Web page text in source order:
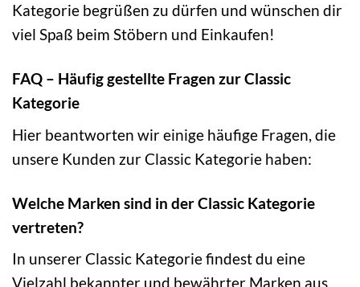
Kategorie begrüßen zu dürfen und wünschen dir
viel Spaß beim Stöbern und Einkaufen!
FAQ – Häufig gestellte Fragen zur Classic
Kategorie
Hier beantworten wir einige häufige Fragen, die
unsere Kunden zur Classic Kategorie haben:
Welche Marken sind in der Classic Kategorie
vertreten?
In unserer Classic Kategorie findest du eine
Vielzahl bekannter und bewährter Marken aus